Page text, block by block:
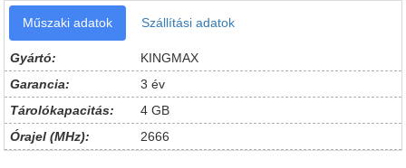
Műszaki adatok Szállítási adatok
Gyártó:
KINGMAX
Garancia:
3 év
Tárolókapacitás:
4 GB
Órajel (MHz):
2666